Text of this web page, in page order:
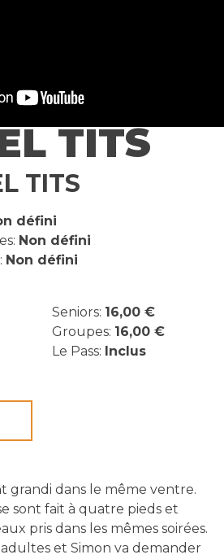
TITS
TITS
défini
Non défini
Non défini
Seniors: 16,00 €
Groupes: 16,00 €
Le Pass: Inclus
grandi dans le même ventre.
sont fait à quatre pieds et
pris dans les mêmes soirées.
et Simon va demander